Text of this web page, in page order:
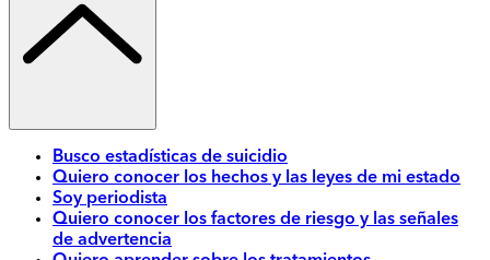
Busco estadísticas de suicidio
Quiero conocer los hechos y las leyes de mi estado
Soy periodista
Quiero conocer los factores de riesgo y las señales
de advertencia